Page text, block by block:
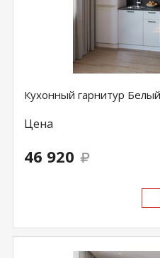
Кухонный гарнитур
Цена
46 920